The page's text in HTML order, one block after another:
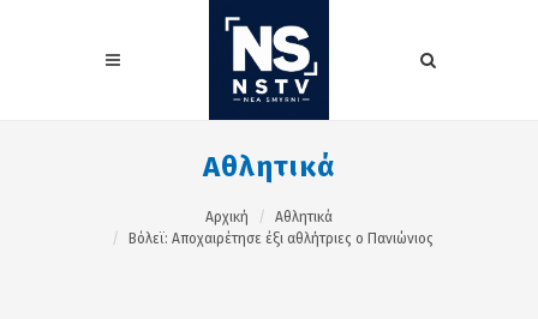
Αθλητικά
Αρχική
Αθλητικά
Βόλεϊ: Αποχαιρέτησε έξι αθλήτριες ο Πανιώνιος